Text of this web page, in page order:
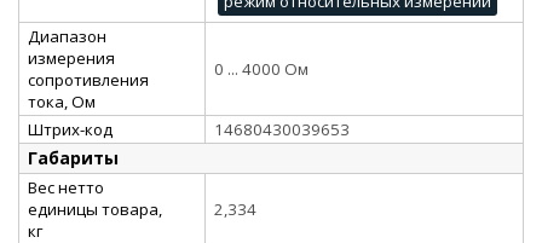
Диапазон
измерения
сопротивления
тока, Ом
0 ... 4000 Ом
Штрих-код 14680430039653
Габариты
Вес нетто
единицы товара,
кг
2,334